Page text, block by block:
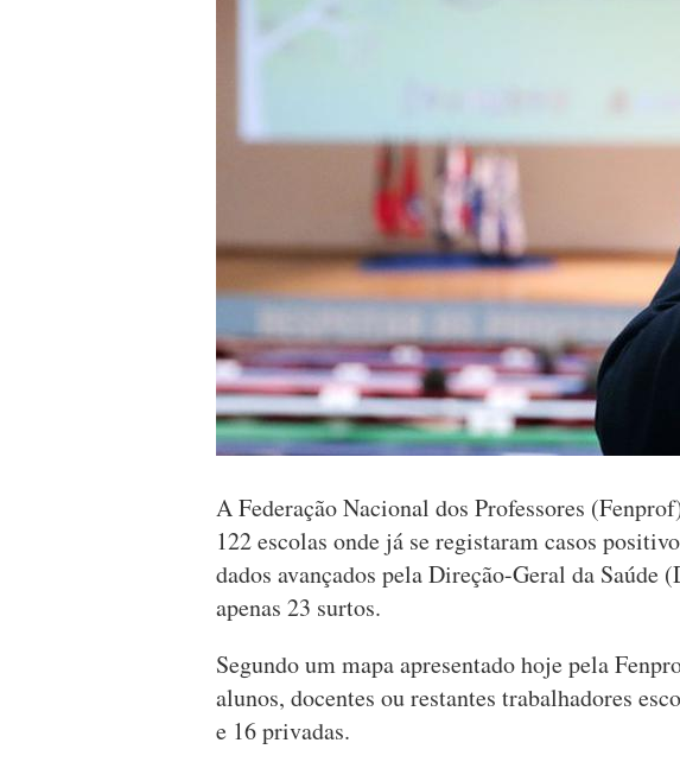
A Federação Nacional dos Professores
122 escolas onde já se registaram casos
dados avançados pela Direção-Geral da Saúde
apenas 23 surtos.
Segundo um mapa apresentado hoje pela
alunos, docentes ou restantes trabalhadores
e 16 privadas.